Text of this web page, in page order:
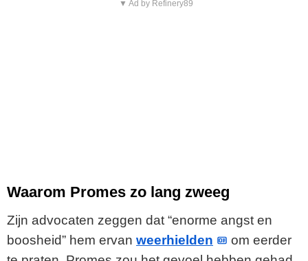
▼ Ad by Refinery89
Waarom Promes zo lang zweeg
Zijn advocaten zeggen dat “enorme angst en
boosheid” hem ervan weerhielden
om eerder